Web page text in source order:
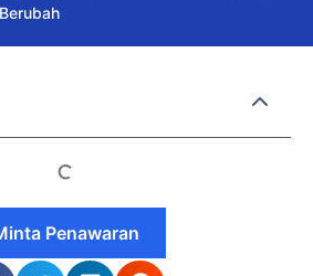
Penawaran